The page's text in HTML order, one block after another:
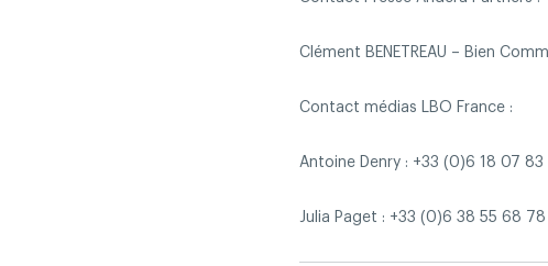
Clément BENETREAU – Bien
Contact médias LBO France :
Antoine Denry : +33 (0)6 18 07
Julia Paget : +33 (0)6 38 55 68